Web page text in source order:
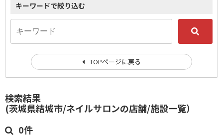
検索結果
(茨城県結城市/ネイルサロンの店舗/施設一覧）
0件
キーワードで絞り込む
TOPページに戻る